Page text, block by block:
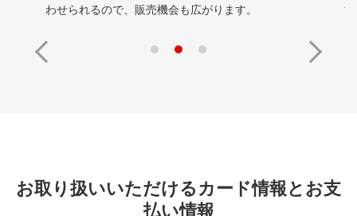
わせられるので、販売機会も広がります。
お取り扱いいただけるカード情報とお支
払い情報